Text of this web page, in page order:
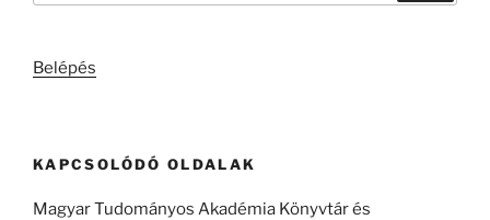
Belépés
KAPCSOLÓDÓ OLDALAK
Magyar Tudományos Akadémia Könyvtár és